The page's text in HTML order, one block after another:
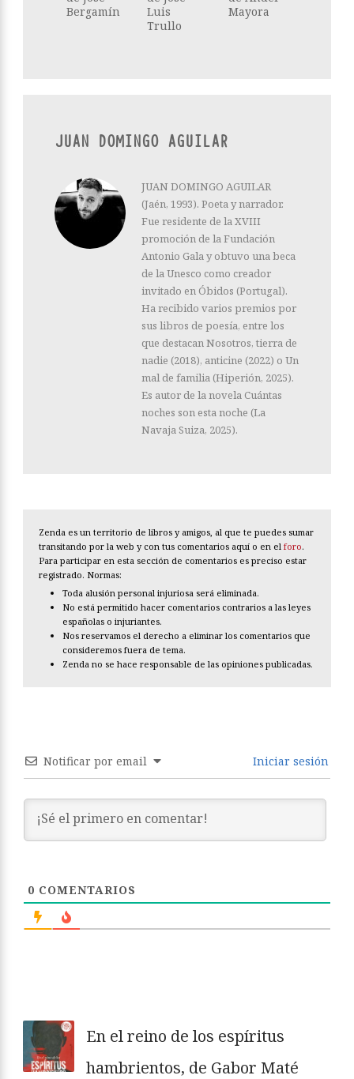
Bergamín
Luis
Trullo
Mayora
JUAN DOMINGO AGUILAR
JUAN DOMINGO AGUILAR
(Jaén, 1993). Poeta y narrador.
Fue residente de la XVIII
promoción de la Fundación
Antonio Gala y obtuvo una beca
de la Unesco como creador
invitado en Óbidos (Portugal).
Ha recibido varios premios por
sus libros de poesía, entre los
que destacan Nosotros, tierra de
nadie (2018), anticine (2022) o Un
mal de familia (Hiperión, 2025).
Es autor de la novela Cuántas
noches son esta noche (La
Navaja Suiza, 2025).
Zenda es un territorio de libros y amigos, al que te puedes sumar
transitando por la web y con tus comentarios aquí o en el foro.
Para participar en esta sección de comentarios es preciso estar
registrado. Normas:
Toda alusión personal injuriosa será eliminada.
No está permitido hacer comentarios contrarios a las leyes
españolas o injuriantes.
Nos reservamos el derecho a eliminar los comentarios que
consideremos fuera de tema.
Zenda no se hace responsable de las opiniones publicadas.
Notificar por email Iniciar sesión
0 COMENTARIOS
En el reino de los espíritus
hambrientos, de Gabor Maté